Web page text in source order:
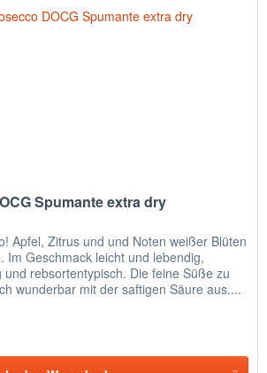
Spumante extra dry
Apfel, Zitrus und und Noten weißer Blüten
Im Geschmack leicht und lebendig,
rebsortentypisch. Die feine Süße zu
wunderbar mit der saftigen Säure aus....